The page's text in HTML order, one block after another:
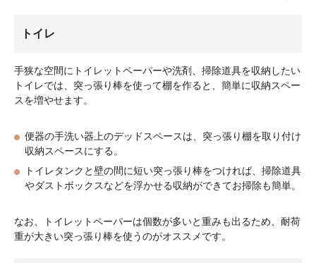
トイレ
手狭な空間にトイレットペーパーや洗剤、掃除道具を収納したい
トイレでは、突っ張り棒を使って棚を作ると、簡単に収納スペー
スを増やせます。
便器の手洗い器上のデッドスペースは、突っ張り棚を取り付け
収納スペースにする。
トイレタンクと壁の間に短い突っ張り棒をつければ、掃除道具
やダストボックスなどを浮かせる収納ができてお掃除も簡単。
なお、トイレットペーパーは個数が多いと重みも出るため、耐荷
重が大きい突っ張り棒を使うのがオススメです。